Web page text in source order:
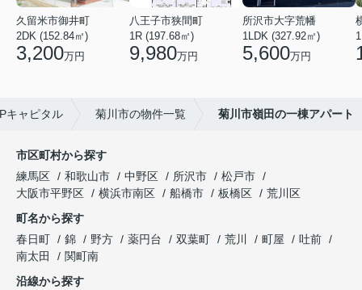
久留米市御井町
2DK (152.84㎡)
3,200万円
八王子市狭間町
1R (197.68㎡)
9,980万円
所沢市大字荒幡
1LDK (327.92㎡)
5,600万円
キャピタル 菊川市の物件一覧 菊川市嶺田の一棟アパート
市区町村から探す
練馬区
和歌山市 中野区 所沢市
松戸市
大阪市平野区
横浜市南区 船橋市 板橋区
荒川区
町名から探す
春日町
錦 野方 薬円台 双葉町 荒川 町屋
吐前
南太田
関町南
沿線から探す